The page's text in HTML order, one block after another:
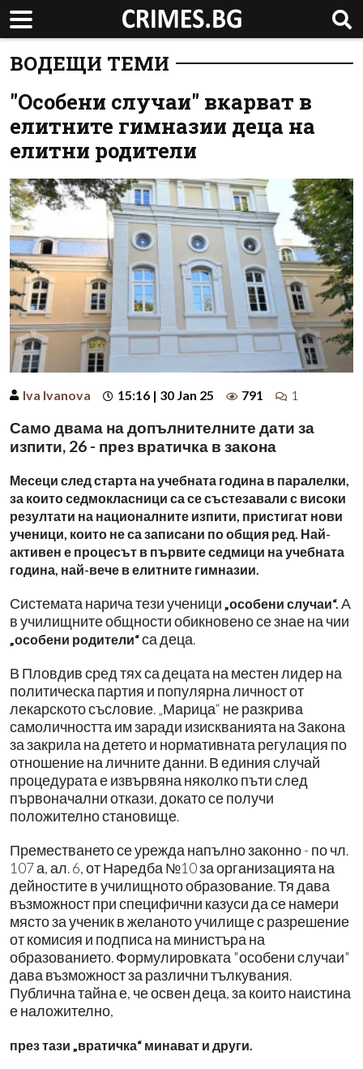
ВОДЕЩИ ТЕМИ
"Особени случаи" вкарват в
елитните гимназии деца на
елитни родители
Iva Ivanova 15:16 | 30 Jan 25 791 1
Само двама на допълнителните дати за
изпити, 26 - през вратичка в закона
Месеци след старта на учебната година в паралелки,
за които седмокласници са се състезавали с високи
резултати на националните изпити, пристигат нови
ученици, които не са записани по общия ред. Най-
активен е процесът в първите седмици на учебната
година, най-вече в елитните гимназии.
Системата нарича тези ученици „особени случаи“. А
в училищните общности обикновено се знае на чии
„особени родители“са деца.
В Пловдив сред тях са децата на местен лидер на
политическа партия и популярна личност от
лекарското съсловие. „Марица“ не разкрива
самоличността им заради изискванията на Закона
за закрила на детето и нормативната регулация по
отношение на личните данни. В единия случай
процедурата е извървяна няколко пъти след
първоначални откази, докато се получи
положително становище.
Преместването се урежда напълно законно - по чл.
107 а, ал. 6, от Наредба №10 за организацията на
дейностите в училищното образование. Тя дава
възможност при специфични казуси да се намери
място за ученик в желаното училище с разрешение
от комисия и подписа на министъра на
образованието. Формулировката "особени случаи"
дава възможност за различни тълкувания.
Публична тайна е, че освен деца, за които наистина
е наложително,
през тази „вратичка“ минават и други.